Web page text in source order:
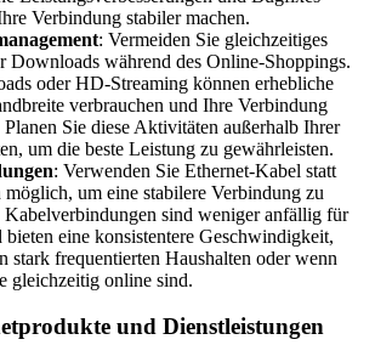
Verbindung stabiler machen.
: Vermeiden Sie gleichzeitiges
Downloads während des Online-Shoppings.
oder HD-Streaming können erhebliche
verbrauchen und Ihre Verbindung
Planen Sie diese Aktivitäten außerhalb Ihrer
um die beste Leistung zu gewährleisten.
: Verwenden Sie Ethernet-Kabel statt
um eine stabilere Verbindung zu
Kabelverbindungen sind weniger anfällig für
bieten eine konsistentere Geschwindigkeit,
stark frequentierten Haushalten oder wenn
gleichzeitig online sind.
und Dienstleistungen